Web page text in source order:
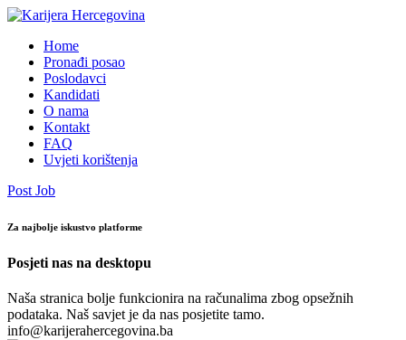
Home
Pronađi posao
Poslodavci
Kandidati
O nama
Kontakt
FAQ
Uvjeti korištenja
Post Job
Za najbolje iskustvo platforme
Posjeti nas na desktopu
Naša stranica bolje funkcionira na računalima zbog opsežnih
podataka. Naš savjet je da nas posjetite tamo.
info@karijerahercegovina.ba